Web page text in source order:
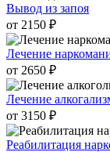
Вывод из запоя
от 2150 ₽
Лечение
от 2650 ₽
Лечение
от 3150 ₽
Реабилитация